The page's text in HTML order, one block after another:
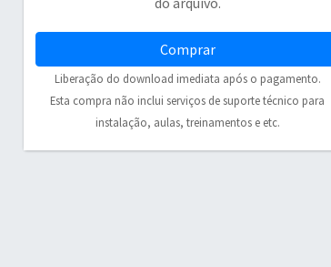
Comprar
Liberação do download imediata após o pagamento.
Esta compra não inclui serviços de suporte técnico para
instalação, aulas, treinamentos e etc.